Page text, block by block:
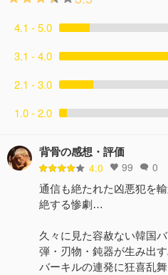
4.1 - 5.0
3.1 - 4.0
2.1 - 3.0
1.0 - 2.0
背骨の感想・評価
4.0 99 0
通信も絶たれた凶悪犯を
絶する惨劇…
久々に見た容赦ない韓国
弾・刃物・鈍器が生み出
バーキルの連発に狂喜乱